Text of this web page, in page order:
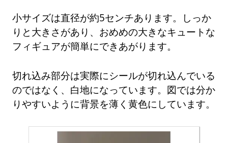
小サイズは直径が約5センチあります。しっか
りと大きさがあり、おめめの大きなキュートな
フィギュアが簡単にできあがります。
切れ込み部分は実際にシールが切れ込んでいる
のではなく、白地になっています。図では分か
りやすいように背景を薄く黄色にしています。